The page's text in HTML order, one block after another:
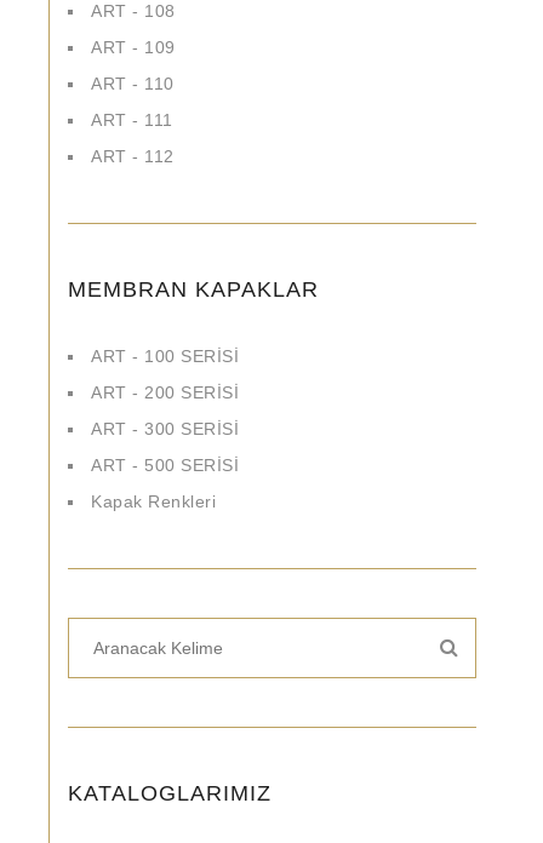
ART - 108
ART - 109
ART - 110
ART - 111
ART - 112
MEMBRAN KAPAKLAR
ART - 100 SERİSİ
ART - 200 SERİSİ
ART - 300 SERİSİ
ART - 500 SERİSİ
Kapak Renkleri
KATALOGLARIMIZ